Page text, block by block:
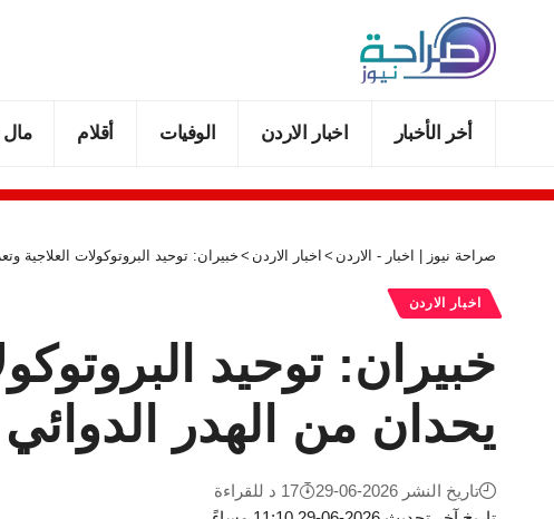
أخر الأخبار اخبار الاردن الوفيات أقلام مال
صراحة نيوز | اخبار - الاردن > اخبار الاردن > خبيران: توحيد البروتوكولات العلاجية
اخبار الاردن
خبيران: توحيد
يحدان من الهدر الدوائي
تاريخ النشر 2026-06-29 17 د للقراءة